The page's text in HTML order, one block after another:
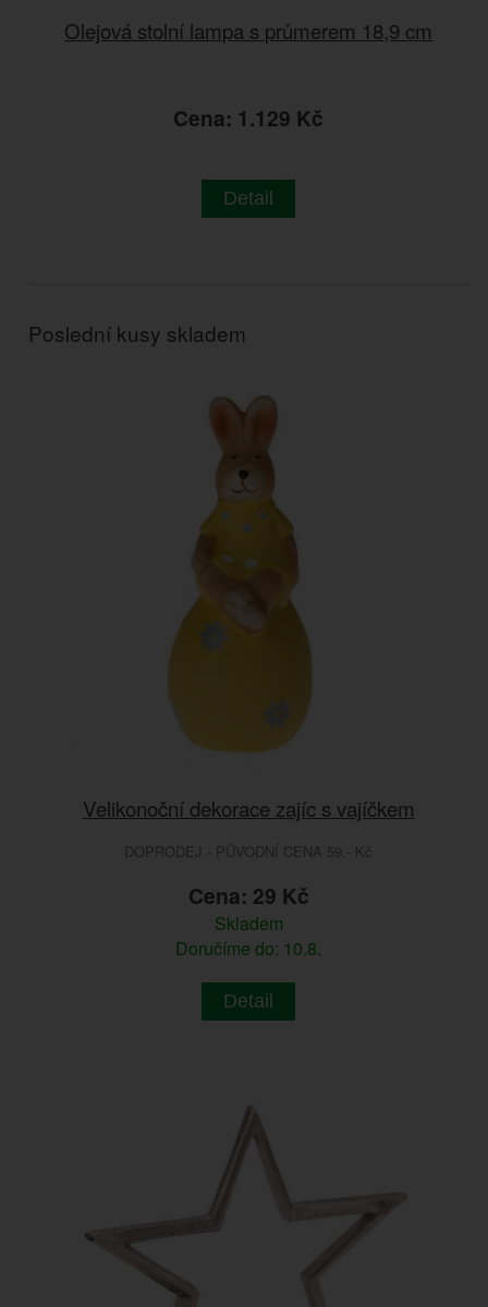
Olejová stolní lampa s průmerem 18,9 cm
Cena: 1.129 Kč
Detail
Poslední kusy skladem
Velikonoční dekorace zajíc s vajíčkem
DOPRODEJ - PŮVODNÍ CENA 59.- Kč
Cena: 29 Kč
Skladem
Doručíme do: 10.8.
Detail